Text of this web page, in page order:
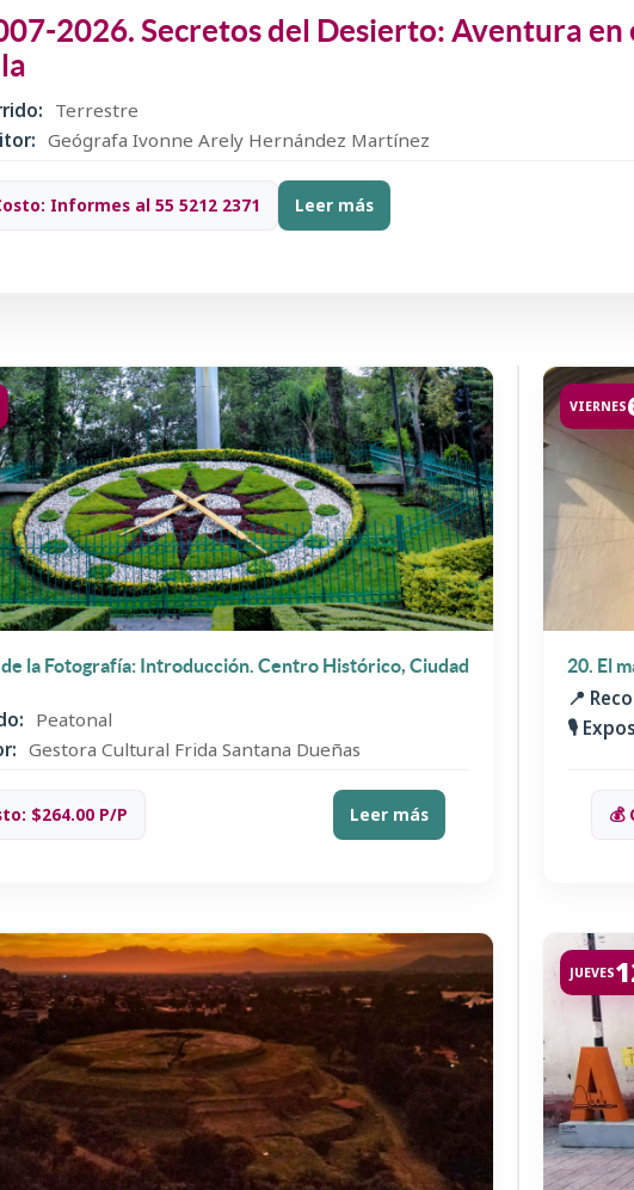
2026. Secretos del Desierto: Aventura
Terrestre
Geógrafa Ivonne Arely Hernández Martínez
Informes al 55 5212 2371 Leer más
de la Fotografía: Introducción. Centro Histórico, Ciudad
Peatonal
Gestora Cultural Frida Santana Dueñas
$264.00 P/P Leer más
VIERNES
20. El
📍
🎙️
💰
JUEVES